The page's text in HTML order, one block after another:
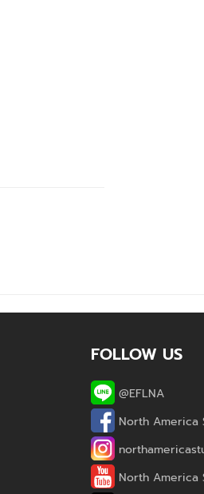
FOLLOW US
@EFLNA
North America
North America